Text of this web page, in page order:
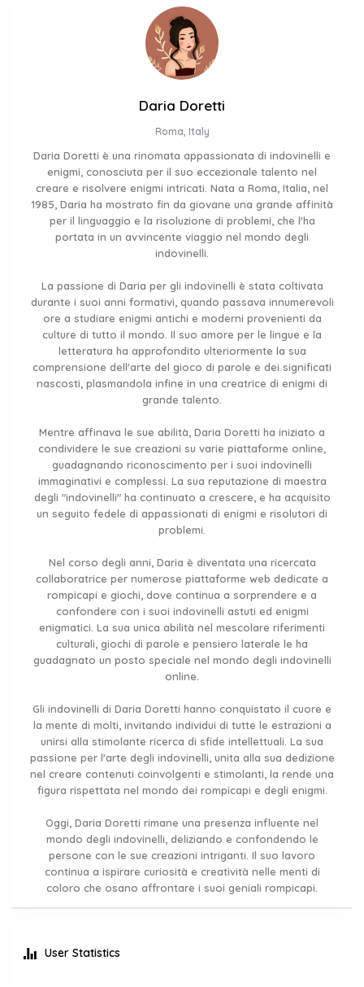
Daria Doretti
Roma, Italy
Daria Doretti è una rinomata appassionata di indovinelli e
enigmi, conosciuta per il suo eccezionale talento nel
creare e risolvere enigmi intricati. Nata a Roma, Italia, nel
1985, Daria ha mostrato fin da giovane una grande affinità
per il linguaggio e la risoluzione di problemi, che l'ha
portata in un avvincente viaggio nel mondo degli
indovinelli.
La passione di Daria per gli indovinelli è stata coltivata
durante i suoi anni formativi, quando passava innumerevoli
ore a studiare enigmi antichi e moderni provenienti da
culture di tutto il mondo. Il suo amore per le lingue e la
letteratura ha approfondito ulteriormente la sua
comprensione dell'arte del gioco di parole e dei significati
nascosti, plasmandola infine in una creatrice di enigmi di
grande talento.
Mentre affinava le sue abilità, Daria Doretti ha iniziato a
condividere le sue creazioni su varie piattaforme online,
guadagnando riconoscimento per i suoi indovinelli
immaginativi e complessi. La sua reputazione di maestra
degli "indovinelli" ha continuato a crescere, e ha acquisito
un seguito fedele di appassionati di enigmi e risolutori di
problemi.
Nel corso degli anni, Daria è diventata una ricercata
collaboratrice per numerose piattaforme web dedicate a
rompicapi e giochi, dove continua a sorprendere e a
confondere con i suoi indovinelli astuti ed enigmi
enigmatici. La sua unica abilità nel mescolare riferimenti
culturali, giochi di parole e pensiero laterale le ha
guadagnato un posto speciale nel mondo degli indovinelli
online.
Gli indovinelli di Daria Doretti hanno conquistato il cuore e
la mente di molti, invitando individui di tutte le estrazioni a
unirsi alla stimolante ricerca di sfide intellettuali. La sua
passione per l'arte degli indovinelli, unita alla sua dedizione
nel creare contenuti coinvolgenti e stimolanti, la rende una
figura rispettata nel mondo dei rompicapi e degli enigmi.
Oggi, Daria Doretti rimane una presenza influente nel
mondo degli indovinelli, deliziando e confondendo le
persone con le sue creazioni intriganti. Il suo lavoro
continua a ispirare curiosità e creatività nelle menti di
coloro che osano affrontare i suoi geniali rompicapi.
User Statistics